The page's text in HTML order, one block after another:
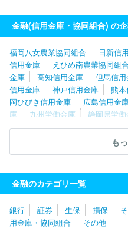
金融(信用金庫・協同組合) の
福岡八女農業協同組合 日新信
信用金庫
えひめ南農業協同組
金庫
高知信用金庫 但馬信
信用金庫
神戸信用金庫 熊
岡ひびき信用金庫
広島信用金
庫
九州労働金庫 静岡県労
庫
三島信用金庫 近畿産業
石動
金庫
用金庫
京都農業協同組合
農業協同組合
長野県信用組合
づみ農業協同組合
豊橋信用金
信用金庫
旭川信用金庫
も
金融のカテゴリ一覧
銀行 証券 生保 損保
用金庫・協同組合
その他